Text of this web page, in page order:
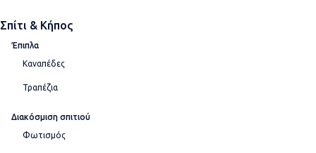
Σπίτι & Κήπος
Έπιπλα
Καναπέδες
Τραπέζια
Διακόσμιση σπιτιού
Φωτισμός